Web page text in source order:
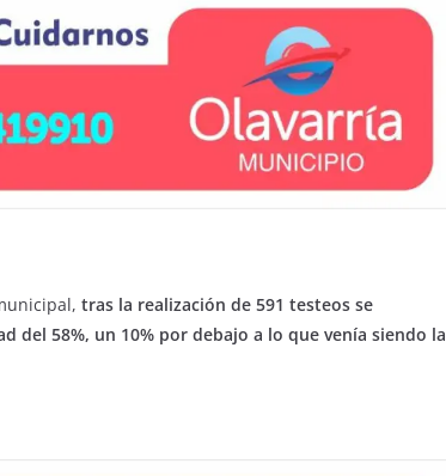
tras la realización de 591 testeos se
del 58%, un 10% por debajo a lo que venía siendo la